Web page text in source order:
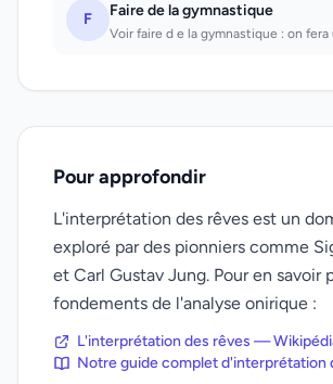
F Faire de la gymnastique
Pour approfondir
L'interprétation des rêves est un
exploré par des pionniers comme
et Carl Gustav Jung. Pour en savoir
fondements de l'analyse onirique :
L'interprétation des rêves —
Notre guide complet d'interprétation